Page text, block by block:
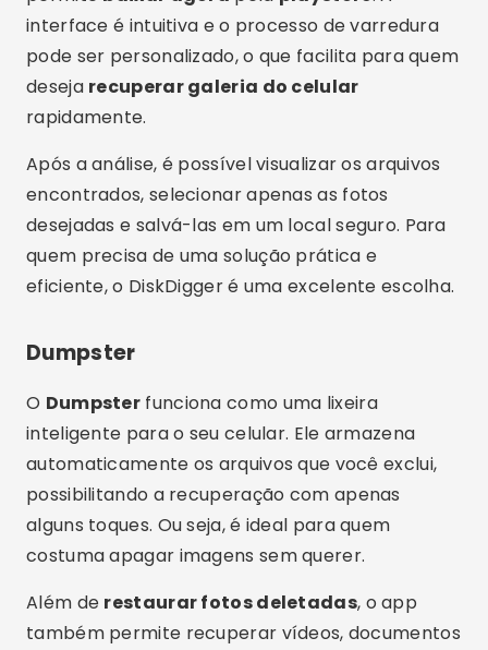
eficiente, o DiskDigger é uma excelente escolha.
Dumpster
ODumpsterfunciona como uma lixeira
inteligente para o seu celular. Ele armazena
automaticamente os arquivos que você exclui,
possibilitando a recuperação com apenas
alguns toques. Ou seja, é ideal para quem
costuma apagar imagens sem querer.
também permite recuperar vídeos, documentos
e outros tipos de mídia. Tudo isso sem
necessidade de root. E claro, está disponível
parabaixar grátis playstore
, com opção de
backup na nuvem.
Publicidade - SpotAds
Publicidade - SpotAds
segunda chance para cada arquivo excluído.
Basta abrir o app, escolher o que deseja